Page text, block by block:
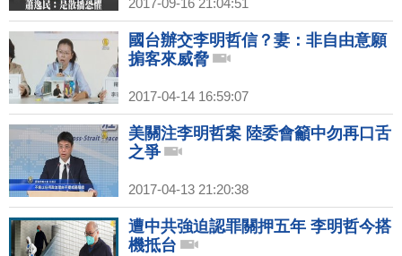
2017-09-16 21:04:51
國台辦交李明哲信？妻：非自由意願
掮客來威脅
2017-04-14 16:59:07
美關注李明哲案 陸委會籲中勿再口舌
之爭
2017-04-13 21:20:38
遭中共強迫認罪關押五年 李明哲今搭
機抵台